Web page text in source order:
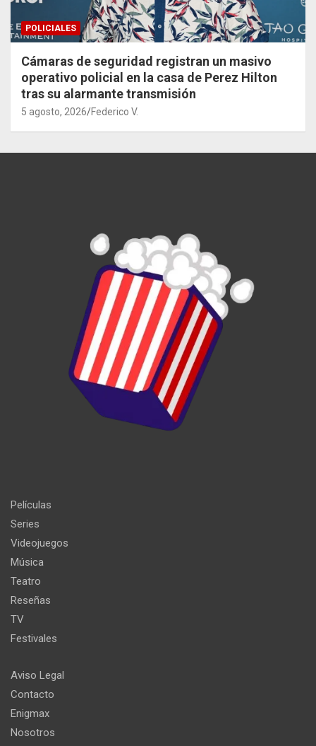
POLICIALES
Cámaras de seguridad registran un masivo
operativo policial en la casa de Perez Hilton
tras su alarmante transmisión
5 agosto, 2026 Federico V.
Películas
Series
Videojuegos
Música
Teatro
Reseñas
TV
Festivales
Aviso Legal
Contacto
Enigmax
Nosotros